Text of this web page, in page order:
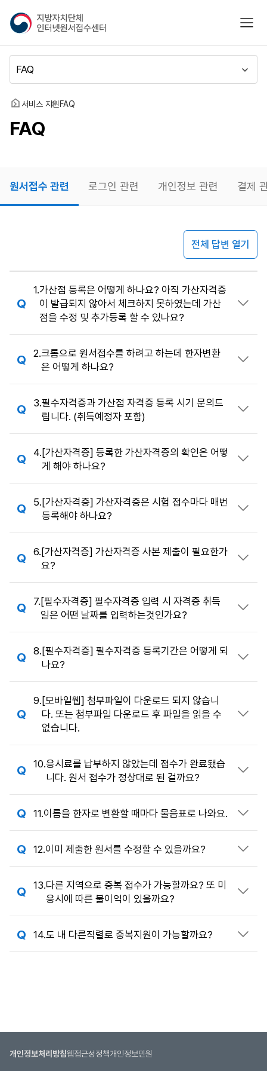
지
방
자
치
단
체
인
넷
수
센
터
모바
뉴
동
홈 서비스 지원FAQ
FAQ
원서접수 관련 로그인 관련 개인정보 관련 결제
FAQ
전체 답변 열기
1.가산점 등록은 어떻게 하나요? 아직 가산자격증
이 발급되지 않아서 체크하지 못하였는데 가산
점을 수정 및 추가등록 할 수 있나요?
답변 열기
2.크롬으로 원서접수를 하려고 하는데 한자변환
은 어떻게 하나요?
3.필수자격증과 가산점 자격증 등록 시기 문의드
립니다. (취득예정자 포함)답변 열기
4. [가산자격증] 등록한 가산자격증의 확인은 어떻
게 해야 하나요?
5. [가산자격증] 가산자격증은 시험 접수마다 매번
등록해야 하나요?
6. [가산자격증] 가산자격증 사본 제출이 필요한가
요?
7. [필수자격증] 필수자격증 입력 시 자격증 취득
일은 어떤 날짜를 입력하는것인가요?
답변 열기
8. [필수자격증] 필수자격증 등록기간은 어떻게 되
나요?
9. [모바일웹] 첨부파일이 다운로드 되지 않습니
다. 또는 첨부파일 다운로드 후 파일을 읽을 수
없습니다.
답변 열기
10.응시료를 납부하지 않았는데 접수가 완료됐습
니다. 원서 접수가 정상대로 된 걸까요?
답변 열기
11.이름을 한자로 변환할 때마다 물음표로 나와요.
답변 열기
12.이미 제출한 원서를 수정할 수 있을까요?
답변 열기
13.다른 지역으로 중복 접수가 가능할까요? 또 미
응시에 따른 불이익이 있을까요?
답변 열기
14.도 내 다른직렬로 중복지원이 가능할까요?
답변 열기
개인정보처리방침웹접근성정책개인정보민원